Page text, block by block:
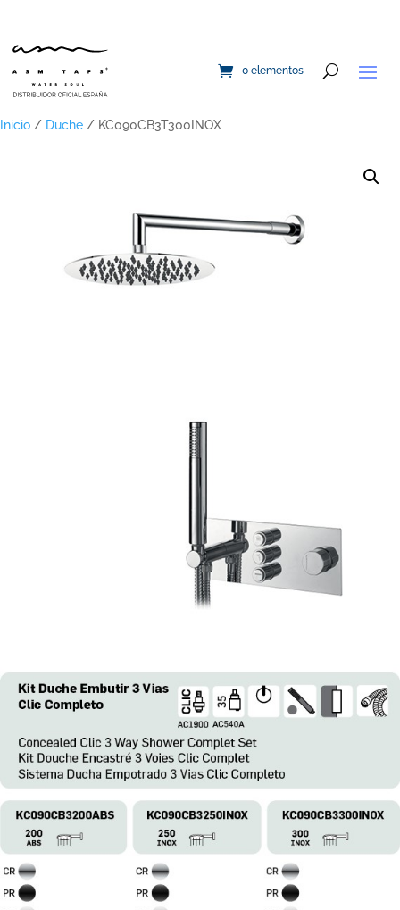
0 elementos
Inicio / Duche / KC090CB3T300INOX